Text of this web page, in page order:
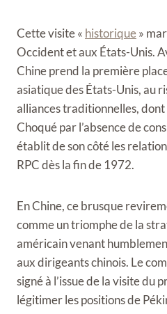
Cette visite « historique»
Occident et aux États-Unis.
Chine prend la première
asiatique des États-Unis, au
alliances traditionnelles, dont
Choqué par l’absence de
établit de son côté les
RPC dès la fin de 1972.
En Chine, ce brusque
comme un triomphe de la
américain venant
aux dirigeants chinois. Le
signé à l’issue de la visite du
légitimer les positions de